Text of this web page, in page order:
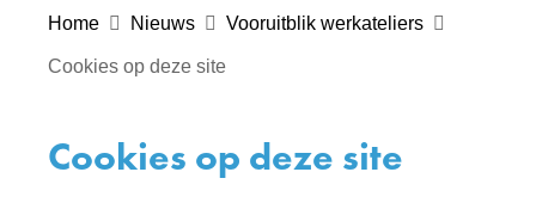
Home Nieuws Vooruitblik werkateliers
Cookies op deze site
Cookies op deze site